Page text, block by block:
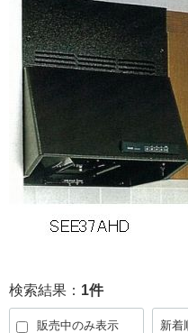
検索結果： 1件
販売中のみ表示